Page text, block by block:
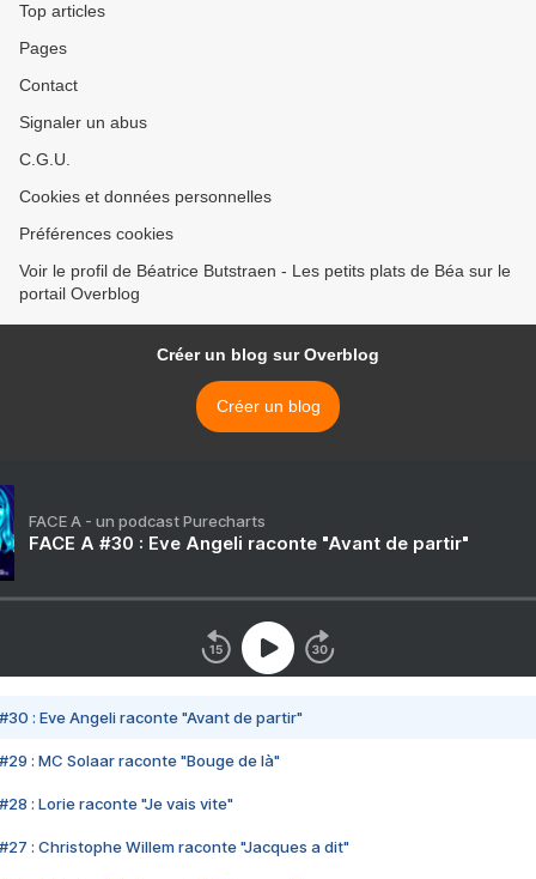
Top articles
Pages
Contact
Signaler un abus
C.G.U.
Cookies et données personnelles
Préférences cookies
Voir le profil de Béatrice Butstraen - Les petits plats de Béa sur le
portail Overblog
Créer un blog sur Overblog
Créer un blog
FACE A - un podcast Purecharts
FACE A #30 : Eve Angeli raconte "Avant de partir"
#30 : Eve Angeli raconte "Avant de partir"
#29 : MC Solaar raconte "Bouge de là"
#28 : Lorie raconte "Je vais vite"
#27 : Christophe Willem raconte "Jacques a dit"